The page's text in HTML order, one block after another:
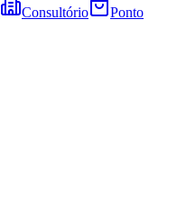
Consultório
Ponto